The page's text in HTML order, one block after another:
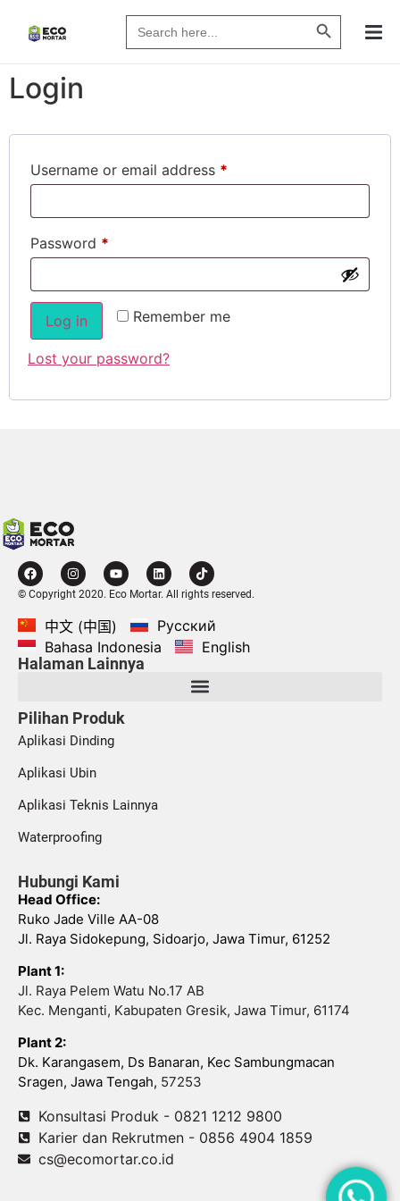
Search
for:
Search
Login
Username or email address *
Password *
Remember me
Log in
Lost your password?
© Copyright 2020. Eco Mortar. All rights reserved.
中文 (中国)
Русский
Bahasa Indonesia
English
Halaman Lainnya
Pilihan Produk
Aplikasi Dinding
Aplikasi Ubin
Aplikasi Teknis Lainnya
Waterproofing
Hubungi Kami
Head Office:
Ruko Jade Ville AA-08
Jl. Raya Sidokepung, Sidoarjo, Jawa Timur, 61252
Plant 1:
Jl. Raya Pelem Watu No.17 AB
Kec. Menganti, Kabupaten Gresik, Jawa Timur, 61174
Plant 2:
Dk. Karangasem, Ds Banaran, Kec Sambungmacan
Sragen, Jawa Tengah, 57253
Konsultasi Produk - 0821 1212 9800
Karier dan Rekrutmen - 0856 4904 1859
cs@ecomortar.co.id